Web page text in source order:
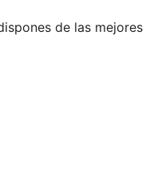
de las mejores